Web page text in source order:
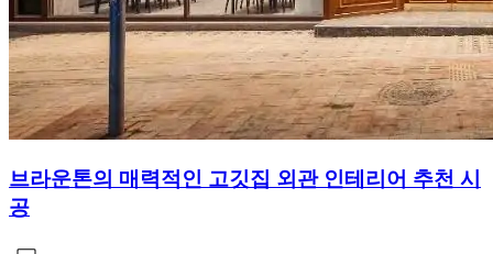
브라운톤의 매력적인 고깃집 외관 인테리어 추천 시
공